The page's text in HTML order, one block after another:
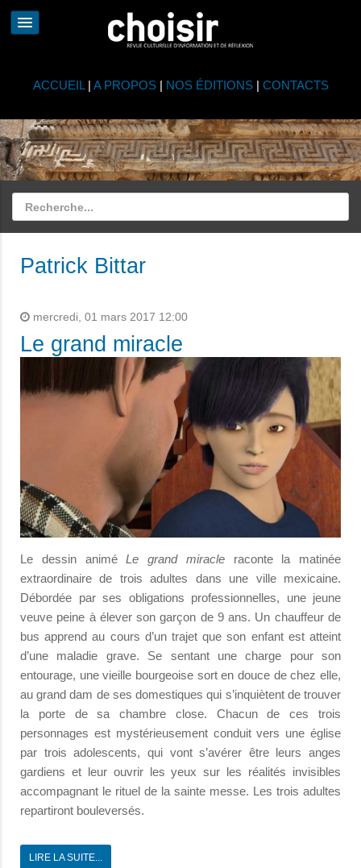
ACCUEIL | A PROPOS| NOS ÉDITIONS| CONTACTS
Patrick Bittar
mercredi, 01 mars 2017 12:00
Le grand miracle
Le dessin animéLe grand miracleraconte la matinée
extraordinaire de trois adultes dans une ville mexicaine.
Débordée par ses obligations professionnelles, une jeune
veuve peine à élever son garçon de 9 ans. Un chauffeur de
bus apprend au cours d’un trajet que son enfant est atteint
d’une maladie grave. Se sentant une charge pour son
entourage, une vieille bourgeoise sort en douce de chez elle,
au grand dam de ses domestiques qui s’inquiètent de trouver
la porte de sa chambre close. Chacun de ces trois
personnages est mystérieusement conduit vers une église
par trois adolescents, qui vont s’avérer être leurs anges
gardiens et leur ouvrir les yeux sur les réalités invisibles
accompagnant le rituel de la sainte messe. Les trois adultes
repartiront bouleversés.
LIRE LA SUITE...